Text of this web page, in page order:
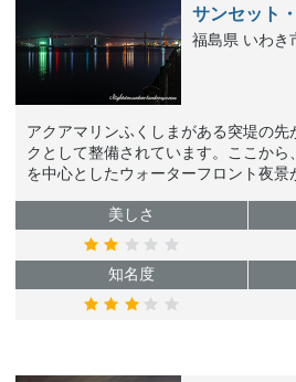
サンセット
福島県 いわき
アクアマリンふくしまがある突堤の先
クとして整備されています。ここから
を中心としたウォーターフロント夜景
美しさ
知名度